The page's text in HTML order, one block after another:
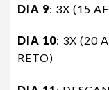
DIA 9: 3X (15
DIA 10: 3X (20
RETO)